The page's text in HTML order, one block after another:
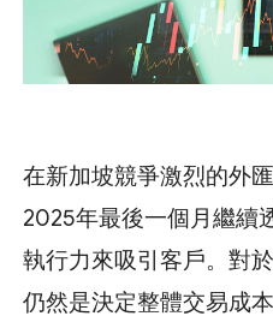
在新加坡競爭激烈的外
2025年最後一個月繼續
執行力來吸引客戶。對
仍然是決定整體交易成